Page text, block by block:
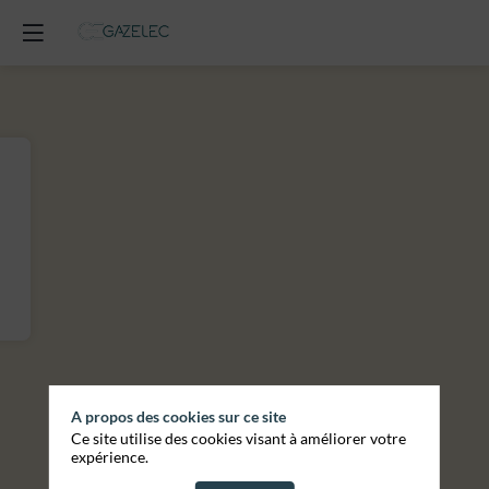
A propos des cookies sur ce site
Ce site utilise des cookies visant à améliorer votre
expérience.